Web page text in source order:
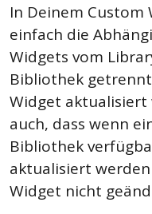
In Deinem
einfach die
Widgets vom
Bibliothek
Widget aktualisiert
auch, dass wenn
Bibliothek
aktualisiert
Widget nicht